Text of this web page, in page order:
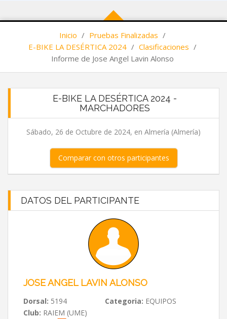
Inicio / Pruebas Finalizadas /
E-BIKE LA DESÉRTICA 2024 / Clasificaciones /
Informe de Jose Angel Lavin Alonso
E-BIKE LA DESÉRTICA 2024 -
MARCHADORES
Sábado, 26 de Octubre de 2024, en Almería (Almería)
Comparar con otros participantes
DATOS DEL PARTICIPANTE
JOSE ANGEL LAVIN ALONSO
Dorsal: 5194 Categoria: EQUIPOS
Club: RAIEM (UME)